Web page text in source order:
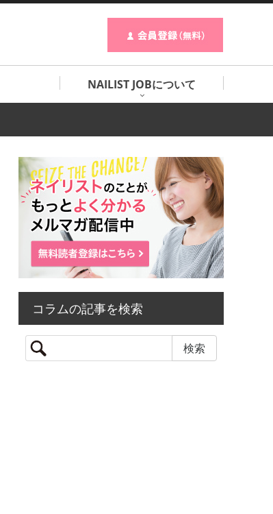
NAILIST JOBについて
コラムの記事を検索